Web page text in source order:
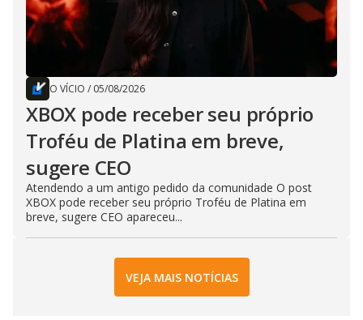
O VÍCIO / 05/08/2026
XBOX pode receber seu próprio
Troféu de Platina em breve,
sugere CEO
Atendendo a um antigo pedido da comunidade O post
XBOX pode receber seu próprio Troféu de Platina em
breve, sugere CEO apareceu...
VEJA MAIS NOTÍCIAS